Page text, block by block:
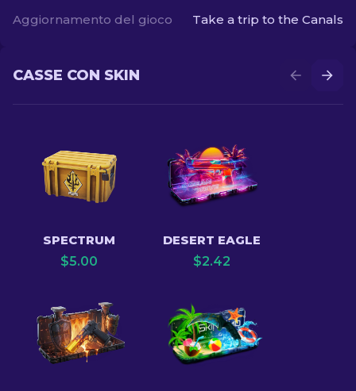
Aggiornamento del gioco
Take a trip to the Canals
CASSE CON SKIN
SPECTRUM
$5.00
DESERT EAGLE
$2.42